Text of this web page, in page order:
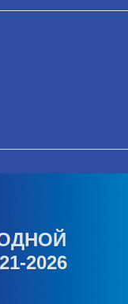
2026